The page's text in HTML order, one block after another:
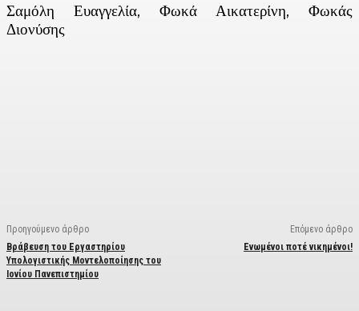
Σαμόλη Ευαγγελία, Φωκά Αικατερίνη, Φωκάς
Διονύσης
Προηγούμενο άρθρο
Βράβευση του Εργαστηρίου
Υπολογιστικής Μοντελοποίησης του
Ιονίου Πανεπιστημίου
Επόμενο άρθρο
Ενωμένοι ποτέ νικημένοι!